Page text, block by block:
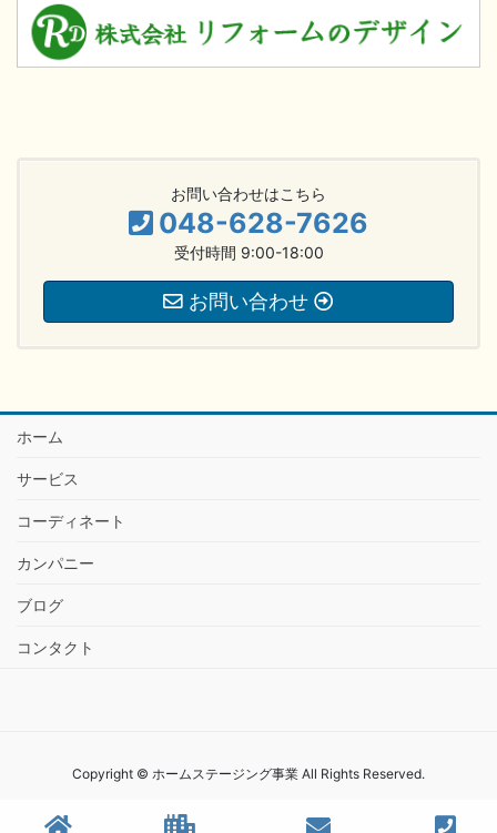
お問い合わせはこちら
048-628-7626
受付時間 9:00-18:00
お問い合わせ
ホーム
サービス
コーディネート
カンパニー
ブログ
コンタクト
Copyright © ホームステージング事業 All Rights Reserved.